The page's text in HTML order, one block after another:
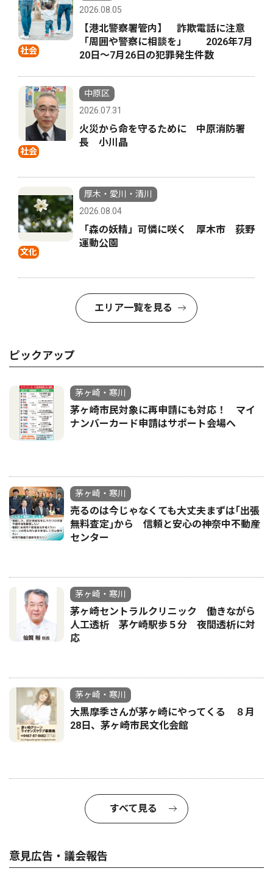
社会
2026.08.05
【港北警察署管内】 詐欺電話に注意
「周囲や警察に相談を」 2026年7月
20日〜7月26日の犯罪発生件数
社会
中原区
2026.07.31
火災から命を守るために 中原消防署
長 小川晶
文化
厚木・愛川・清川
2026.08.04
「森の妖精」可憐に咲く 厚木市 荻野
運動公園
エリア一覧を見る
ピックアップ
茅ヶ崎・寒川
茅ヶ崎市民対象に再申請にも対応！ マイ
ナンバーカード申請はサポート会場へ
茅ヶ崎・寒川
売るのは今じゃなくても大丈夫まずは｢出張
無料査定｣から 信頼と安心の神奈中不動産
センター
茅ヶ崎・寒川
茅ヶ崎セントラルクリニック 働きながら
人工透析 茅ケ崎駅歩５分 夜間透析に対
応
茅ヶ崎・寒川
大黒摩季さんが茅ヶ崎にやってくる ８月
28日、茅ヶ崎市民文化会館
すべて見る
意見広告・議会報告